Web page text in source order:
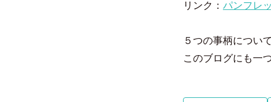
リンク： パンフレ
５つの事柄につい
このブログにも一